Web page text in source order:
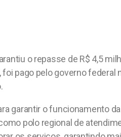
o repasse de R$ 4,5
foi pago pelo governo
garantir o funcionamento
polo regional de